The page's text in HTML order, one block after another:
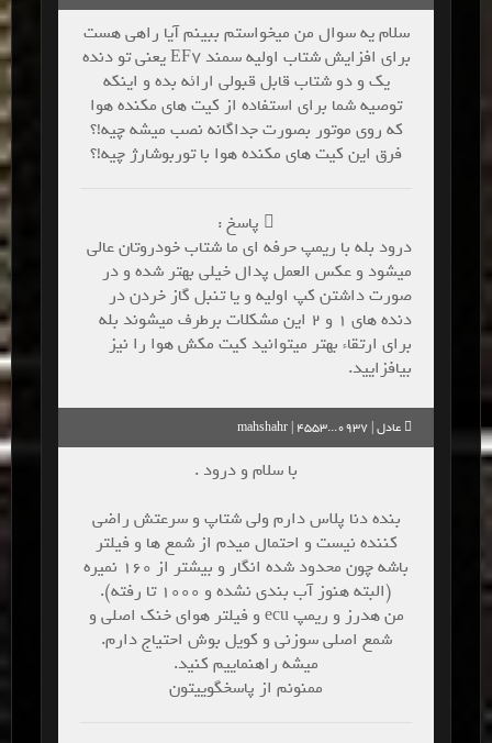
سلام یه سوال من میخواستم ببینم آیا راهی هست
برای افزایش شتاب اولیه سمند EF7 یعنی تو دنده
یک و دو شتاب قابل قبولی ارائه بده و اینکه
توصیه شما برای استفاده از کیت های مکنده هوا
که روی موتور بصورت جداگانه نصب میشه چیه!؟
فرق این کیت های مکنده هوا با توربوشارژ چیه!؟
پاسخ :
درود بله با ریمپ حرفه ای ما شتاب خودروتان عالی
میشود و عکس العمل پدال خیلی بهتر شده و در
صورت داشتن کپ اولیه و یا تنبل گاز خردن در
دنده های 1 و 2 این مشکلات برطرف میشوند بله
برای ارتقاء بهتر میتوانید کیت مکش هوا را نیز
بیافزایید.
عادل | mahshahr | 4553...0937
با سلام و درود .
بنده دنا پلاس دارم ولی شتاپ و سرعتش راضی
کننده نیست و احتمال میدم از شمع ها و فیلتر
باشه چون محدود شده انگار و بیشتر از ۱۶۰ نمیره
(البته هنوز آب بندی نشده و ۱۰۰۰ تا رفته).
من هدرز و ریمپ ecu و فیلتر هوای خنک اصلی و
شمع اصلی سوزنی و کویل بوش احتیاج دارم.
میشه راهنماییم کنید.
ممنونم از پاسخگوییتون